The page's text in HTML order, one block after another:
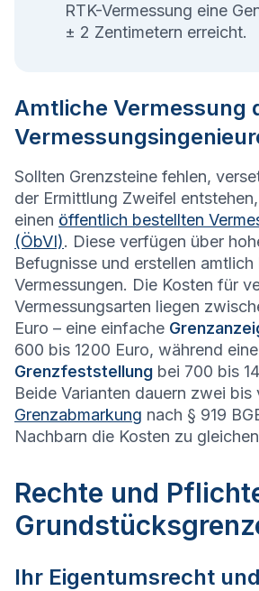
RTK-Vermessung eine
± 2 Zentimetern erreicht.
Amtliche Vermessung
Sollten Grenzsteine fehlen,
der Ermittlung Zweifel
einen öffentlich bestellten
(ÖbVI). Diese verfügen über
Befugnisse und erstellen
Vermessungen. Die Kosten für
Vermessungsarten liegen
Euro – eine einfache
600 bis 1200 Euro, während eine
Grenzfeststellung bei 700 bis
Beide Varianten dauern zwei bis
Grenzabmarkung nach § 919
Nachbarn die Kosten zu
Rechte und
Ihr Eigentumsrecht